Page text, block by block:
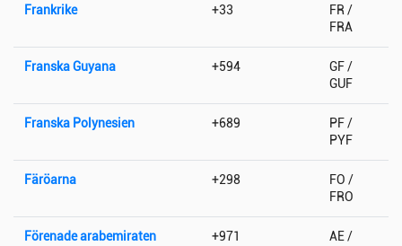
Frankrike +33
FR /
FRA
Franska Guyana +594
GF /
GUF
Franska Polynesien +689
PF /
PYF
Färöarna +298
FO /
FRO
Förenade arabemiraten +971
AE /